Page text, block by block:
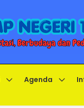
Agenda